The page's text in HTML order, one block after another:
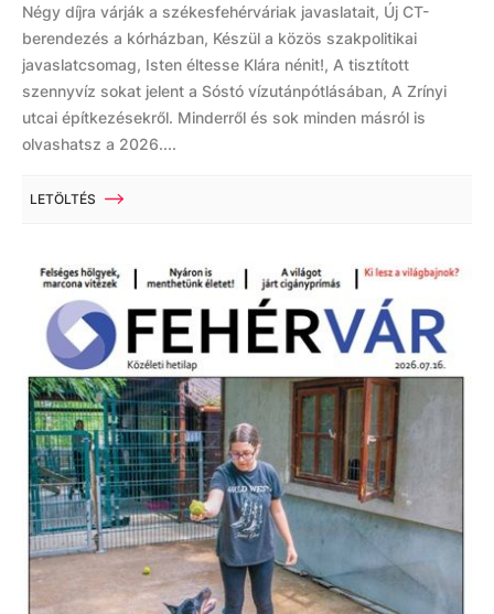
Négy díjra várják a székesfehérváriak javaslatait, Új CT-
berendezés a kórházban, Készül a közös szakpolitikai
javaslatcsomag, Isten éltesse Klára nénit!, A tisztított
szennyvíz sokat jelent a Sóstó vízutánpótlásában, A Zrínyi
utcai építkezésekről. Minderről és sok minden másról is
olvashatsz a 2026....
LETÖLTÉS